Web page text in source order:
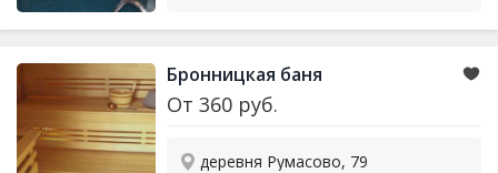
Бронницкая баня
От360 руб.
деревня Румасово, 79